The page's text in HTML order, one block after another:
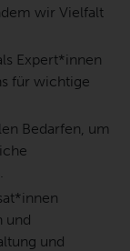
wir Vielfalt
Expert*innen
für wichtige
Bedarfen, um
und
und